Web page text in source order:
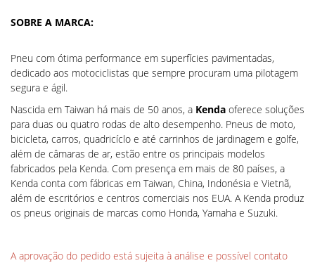
SOBRE A MARCA:
Pneu com ótima performance em superfícies pavimentadas,
dedicado aos motociclistas que sempre procuram uma pilotagem
segura e ágil.
Nascida em Taiwan há mais de 50 anos, a Kenda oferece soluções
para duas ou quatro rodas de alto desempenho. Pneus de moto,
bicicleta, carros, quadricíclo e até carrinhos de jardinagem e golfe,
além de câmaras de ar, estão entre os principais modelos
fabricados pela Kenda. Com presença em mais de 80 países, a
Kenda conta com fábricas em Taiwan, China, Indonésia e Vietnã,
além de escritórios e centros comerciais nos EUA. A Kenda produz
os pneus originais de marcas como Honda, Yamaha e Suzuki.
A aprovação do pedido está sujeita à análise e possível contato